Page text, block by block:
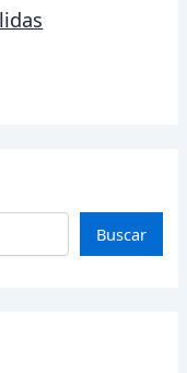
Buscar